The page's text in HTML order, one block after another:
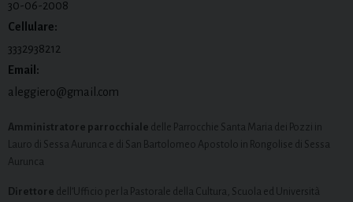
30-06-2008
Cellulare:
3332938212
Email:
aleggiero@gmail.com
Amministratore parrocchiale delle Parrocchie Santa Maria dei Pozzi in
Lauro di Sessa Aurunca e di San Bartolomeo Apostolo in Rongolise di Sessa
Aurunca
Direttore dell’Ufficio per la Pastorale della Cultura, Scuola ed Università